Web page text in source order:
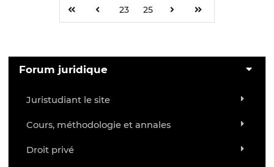
23 25
Forum juridique
Juristudiant le site
Cours, méthodologie et annales
Droit privé